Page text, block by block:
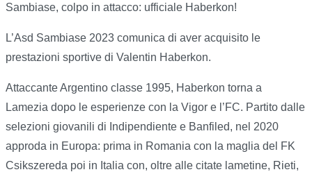
Sambiase, colpo in attacco: ufficiale Haberkon!
L’Asd Sambiase 2023 comunica di aver acquisito le
prestazioni sportive di Valentin Haberkon.
Attaccante Argentino classe 1995, Haberkon torna a
Lamezia dopo le esperienze con la Vigor e l’FC. Partito dalle
selezioni giovanili di Indipendiente e Banfiled, nel 2020
approda in Europa: prima in Romania con la maglia del FK
Csikszereda poi in Italia con, oltre alle citate lametine, Rieti,